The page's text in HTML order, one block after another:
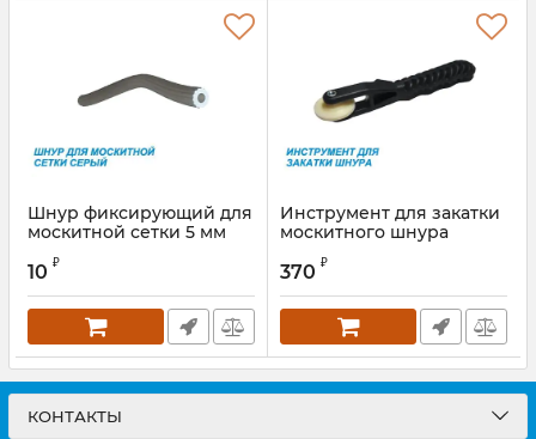
Шнур фиксирующий для
москитной сетки 5 мм
Артикул:
10 ₽
Инструмент для закатки
москитного шнура
Артикул:
370 ₽
КОНТАКТЫ